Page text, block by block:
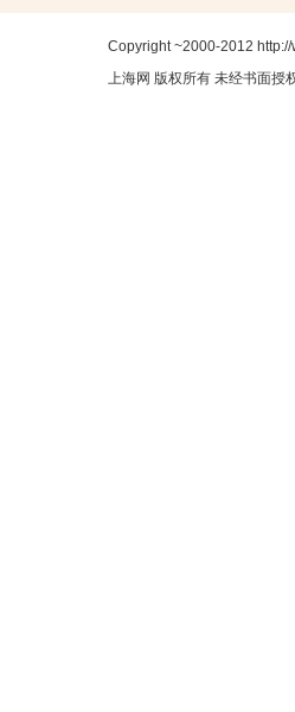
Copyright ~2000-2012
上海网 版权所有 未经书面授